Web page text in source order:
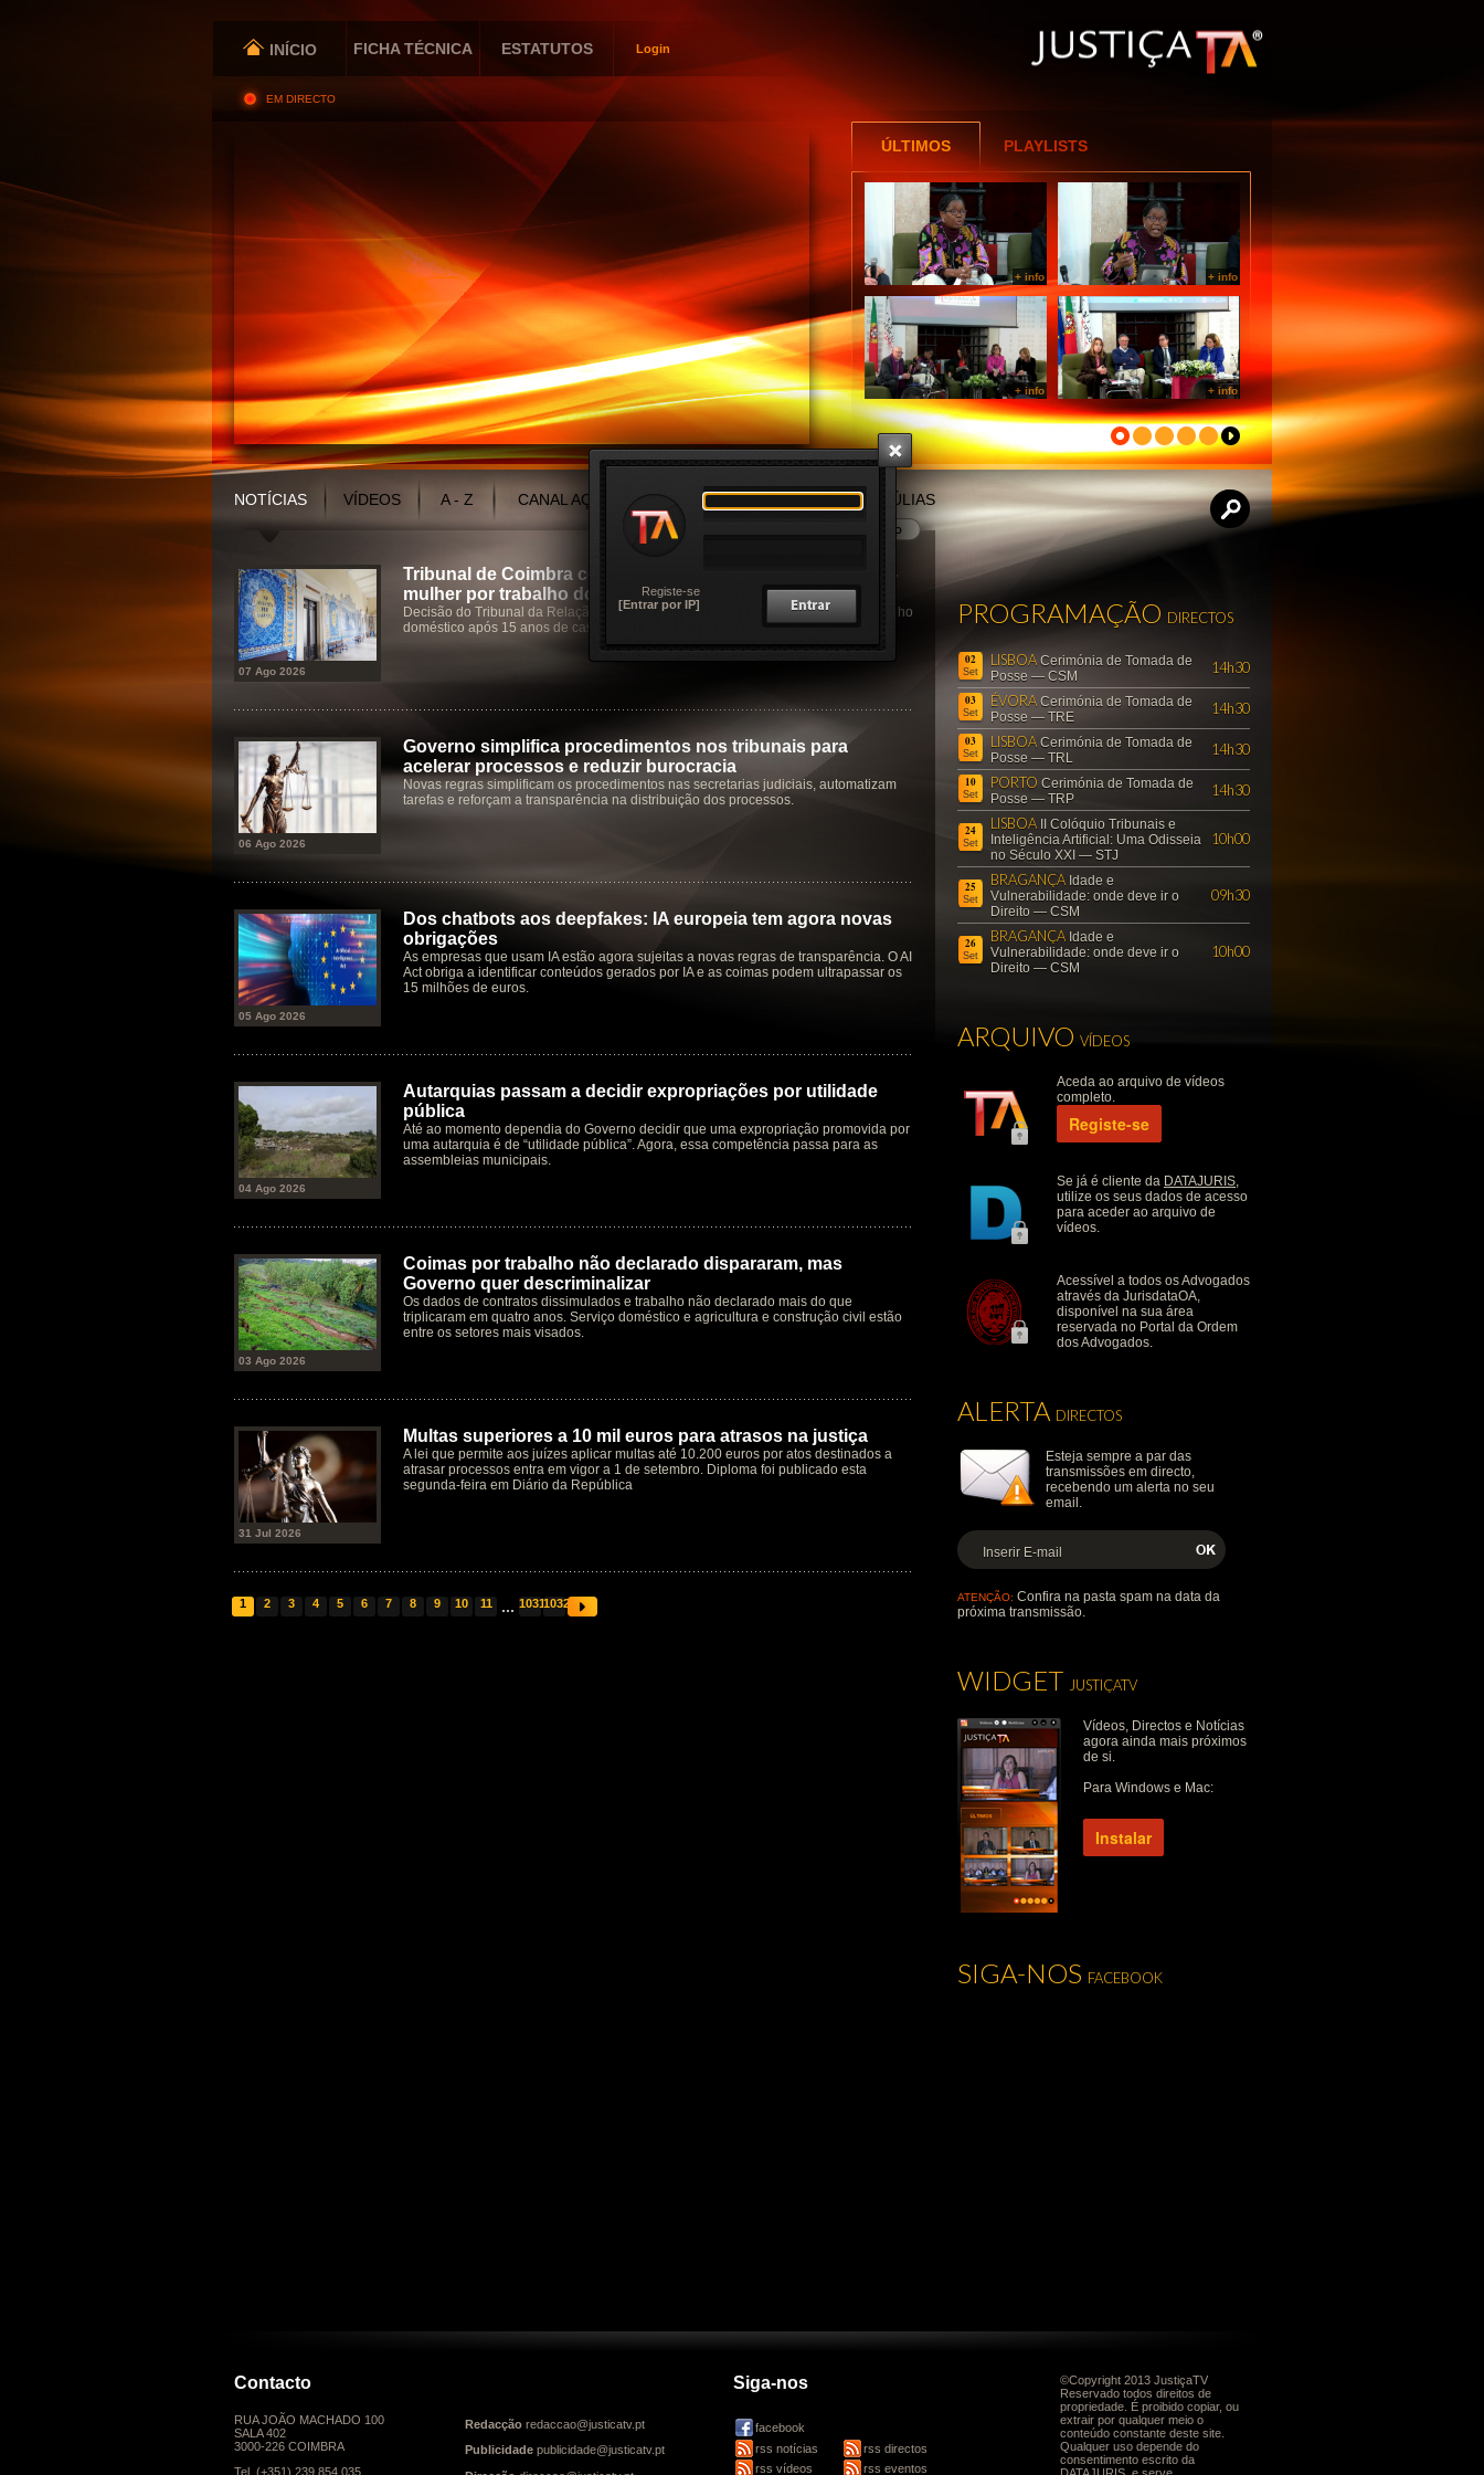
INÍCIO FICHA TÉCNICA ESTATUTOS Login [Entrar por IP]
EM DIRECTO
ÚLTIMOS PLAYLISTS
+ info + info
+ info + info + info
NOTÍCIAS VÍDEOS A - Z CANAL AÇORES CANAL MADEIRA TERTÚLIAS
07 Ago 2026
Tribunal de Coimbra condena homem a pagar 45 mil € à ex-
mulher por trabalho doméstico
Decisão do Tribunal da Relação de Coimbra reconhece valor económico do trabalho
doméstico após 15 anos de casamento e cuidados à filha
06 Ago 2026
Governo simplifica procedimentos nos tribunais para
acelerar processos e reduzir burocracia
Novas regras simplificam os procedimentos nas secretarias judiciais, automatizam
tarefas e reforçam a transparência na distribuição dos processos.
05 Ago 2026
Dos chatbots aos deepfakes: IA europeia tem agora novas
obrigações
As empresas que usam IA estão agora sujeitas a novas regras de transparência. O AI
Act obriga a identificar conteúdos gerados por IA e as coimas podem ultrapassar os
15 milhões de euros.
04 Ago 2026
Autarquias passam a decidir expropriações por utilidade
pública
Até ao momento dependia do Governo decidir que uma expropriação promovida por
uma autarquia é de “utilidade pública”. Agora, essa competência passa para as
assembleias municipais.
03 Ago 2026
Coimas por trabalho não declarado dispararam, mas
Governo quer descriminalizar
Os dados de contratos dissimulados e trabalho não declarado mais do que
triplicaram em quatro anos. Serviço doméstico e agricultura e construção civil estão
entre os setores mais visados.
31 Jul 2026
Multas superiores a 10 mil euros para atrasos na justiça
A lei que permite aos juízes aplicar multas até 10.200 euros por atos destinados a
atrasar processos entra em vigor a 1 de setembro. Diploma foi publicado esta
segunda-feira em Diário da República
1 2 3 4 5 6 7 8 9 10 11 ... 10311032
PROGRAMAÇÃO DIRECTOS
02
Set
LISBOA Cerimónia de Tomada de
Posse — CSM
14h30
03
Set
ÉVORA Cerimónia de Tomada de
Posse — TRE
14h30
03
Set
LISBOA Cerimónia de Tomada de
Posse — TRL
14h30
10
Set
PORTO Cerimónia de Tomada de
Posse — TRP
14h30
24
Set
LISBOA II Colóquio Tribunais e
Inteligência Artificial: Uma Odisseia
no Século XXI — STJ
10h00
25
Set
BRAGANÇA Idade e
Vulnerabilidade: onde deve ir o
Direito — CSM
09h30
26
Set
BRAGANÇA Idade e
Vulnerabilidade: onde deve ir o
Direito — CSM
10h00
ARQUIVO VÍDEOS
Aceda ao arquivo de vídeos
completo.
Registe-se
Se já é cliente da DATAJURIS,
utilize os seus dados de acesso
para aceder ao arquivo de
vídeos.
Acessível a todos os Advogados
através da JurisdataOA,
disponível na sua área
reservada no Portal da Ordem
dos Advogados.
ALERTA DIRECTOS
Esteja sempre a par das
transmissões em directo,
recebendo um alerta no seu
email.
ATENÇÃO: Confira na pasta spam na data da
próxima transmissão.
WIDGET JUSTIÇATV
Vídeos, Directos e Notícias
agora ainda mais próximos
de si.
Para Windows e Mac:
Instalar
SIGA-NOS FACEBOOK
Contacto
RUA JOÃO MACHADO 100
SALA 402
3000-226 COIMBRA
Tel. (+351) 239 854 035
Redacção redaccao@justicatv.pt
Publicidade publicidade@justicatv.pt
Siga-nos
facebook
rss notícias
rss directos
rss vídeos
rss eventos
©Copyright 2013 JustiçaTV
Reservado todos direitos de
propriedade. É proibido copiar, ou
extrair por qualquer meio o
conteúdo constante deste site.
Qualquer uso depende do
consentimento escrito da
Registe-se
[Entrar por IP]